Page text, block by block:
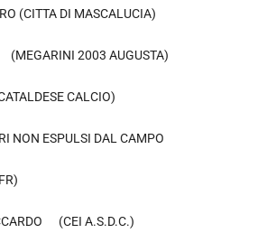
(CITTA DI MASCALUCIA)
(MEGARINI 2003 AUGUSTA)
CALCIO)
NON ESPULSI DAL CAMPO
RICCARDO (CEI A.S.D.C.)